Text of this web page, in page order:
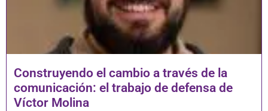
Construyendo el cambio a través de la
comunicación: el trabajo de defensa de
Víctor Molina